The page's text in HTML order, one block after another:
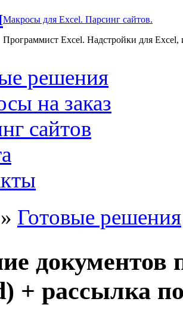
Макросы для Excel. Парсинг сайтов.
Программист Excel. Надстройки для Excel,
решения
на заказ
сайтов
» Готовые решения
+ рассылка